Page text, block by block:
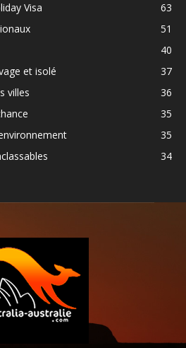
Visa
63
51
40
et isolé
37
villes
36
35
35
34